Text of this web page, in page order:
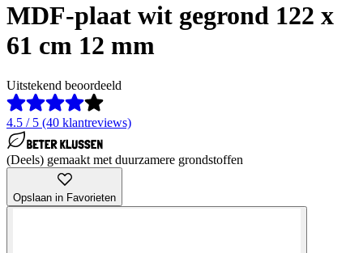
MDF-plaat wit gegrond 122 x
61 cm 12 mm
Uitstekend beoordeeld
4.5 / 5 (40 klantreviews)
(Deels) gemaakt met duurzamere grondstoffen
Opslaan in Favorieten